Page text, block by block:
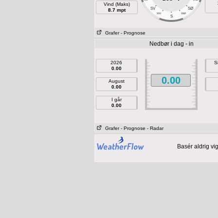
Vind (Maks)
8.7 mpt
SV SØ
SSV SSØ
S
Grafer - Prognose
Nedbør i dag - in
2026
0.00
August
0.00
I går
0.00
0.00
Grafer - Prognose - Radar
Basér aldrig